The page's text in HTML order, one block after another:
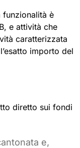
funzionalità è
e attività che
caratterizzata
importo del
diretto sui fondi
e,